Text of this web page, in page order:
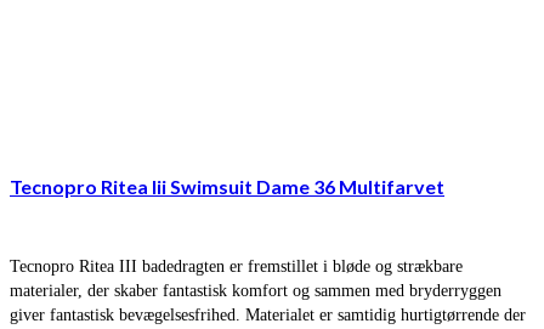
Tecnopro Ritea Iii Swimsuit Dame 36 Multifarvet
Tecnopro Ritea III badedragten er fremstillet i bløde og strækbare
materialer, der skaber fantastisk komfort og sammen med bryderryggen
giver fantastisk bevægelsesfrihed. Materialet er samtidig hurtigtørrende der